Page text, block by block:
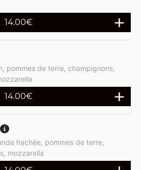
14.00€
pommes de terre, champignons,
14.00€
hachée, pommes de terre,
mozzarella